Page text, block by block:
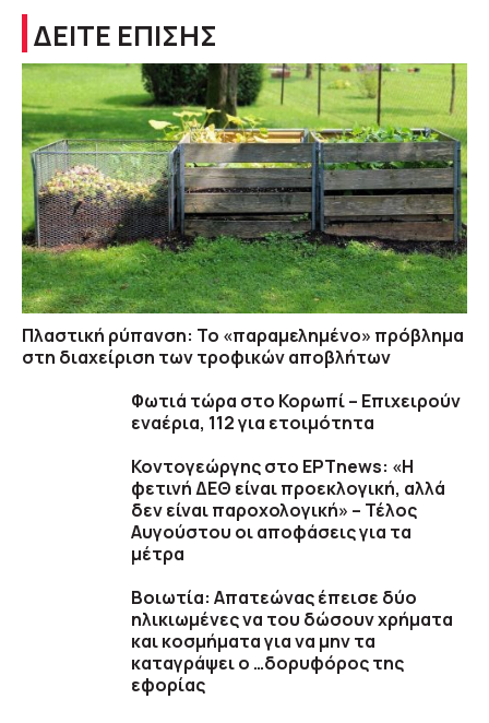
ΔΕΙΤΕ ΕΠΙΣΗΣ
Πλαστική ρύπανση: Το «παραμελημένο» πρόβλημα
στη διαχείριση των τροφικών αποβλήτων
Φωτιά τώρα στο Κορωπί – Επιχειρούν
εναέρια, 112 για ετοιμότητα
Κοντογεώργης στο ΕΡΤnews: «Η
φετινή ΔΕΘ είναι προεκλογική, αλλά
δεν είναι παροχολογική» – Τέλος
Αυγούστου οι αποφάσεις για τα
μέτρα
Βοιωτία: Απατεώνας έπεισε δύο
ηλικιωμένες να του δώσουν χρήματα
και κοσμήματα για να μην τα
καταγράψει ο …δορυφόρος της
εφορίας